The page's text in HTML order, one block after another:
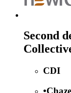
Second
CDI
•